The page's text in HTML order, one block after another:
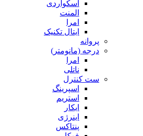
اسکواردی
المنت
امرا
ایتال تکنیک
پروانه
درجه (مانومتر)
امرا
ناتلی
ست کنترل
اسپرینگ
استریم
ایکار
اینرژی
پنتاکس